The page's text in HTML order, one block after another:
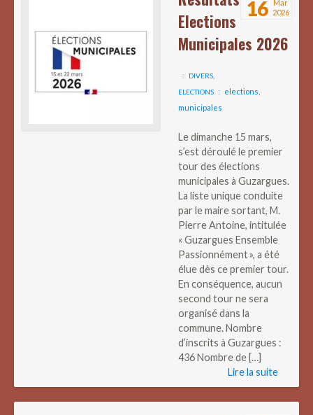
16
Mar
2026
Elections
Municipales 2026
DIVERS
ELECTIONS
elections
municipales
Le dimanche 15 mars,
s’est déroulé le premier
tour des élections
municipales à Guzargues.
La liste unique conduite
par le maire sortant, M.
Pierre Antoine, intitulée
« Guzargues Ensemble
Passionnément », a été
élue dès ce premier tour.
En conséquence, aucun
second tour ne sera
organisé dans la
commune. Nombre
d’inscrits à Guzargues :
436 Nombre de […]
Lire la suite